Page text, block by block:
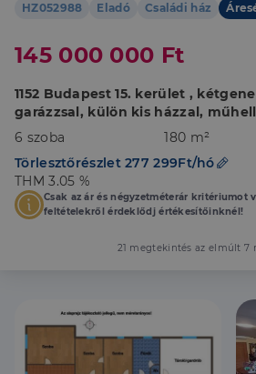
HZ052988 Eladó Családi ház
145 000 000 Ft
1152 Budapest 15. kerület ,
garázzsal, külön kis házzal,
6 szoba
180 m²
Törlesztőrészlet 277 299Ft/hó
THM 3.05 %
Csak az ár és négyzetméterár kritériumot
feltételekről érdeklődj értékesítőinknél!
21 megtekintés az elmúlt 7